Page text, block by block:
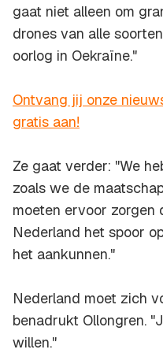
gaat niet alleen om
drones van alle
oorlog in Oekraïne."
Ontvang jij onze
gratis aan!
Ze gaat verder: "We
zoals we de
moeten ervoor
Nederland het spoor
het aankunnen."
Nederland moet zich
benadrukt Ollongren.
willen."